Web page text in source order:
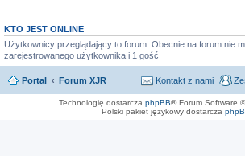
KTO JEST ONLINE
Użytkownicy przeglądający to forum: Obecnie na forum nie
zarejestrowanego użytkownika i 1 gość
Portal Forum XJR Kontakt z nami
Technologię dostarcza phpBB® Forum Software
Polski pakiet językowy dostarcza